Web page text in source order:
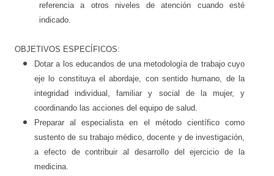
referencia a otros niveles de atención cuando esté
indicado.
OBJETIVOS ESPECÍFICOS:
Dotar a los educandos de una metodología de trabajo cuyo
eje lo constituya el abordaje, con sentido humano, de la
integridad individual, familiar y social de la mujer, y
coordinando las acciones del equipo de salud.
Preparar al especialista en el método científico como
sustento de su trabajo médico, docente y de investigación,
a efecto de contribuir al desarrollo del ejercicio de la
medicina.